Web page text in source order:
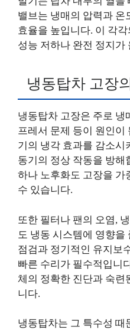
밸브는 냉매의 압력과 온
효율을 높입니다. 이 각
성능 저하나 완전 정지가
냉동탑차 고장
냉동탑차 고장은 주로 냉
프레서 문제 등이 원인이
기의 냉각 효과를 감소시
동기의 정상 작동을 방해
하나 노후화도 고장을 가
수 있습니다.
또한 필터나 팬의 오염,
도 냉동 시스템에 영향을
점검과 정기적인 유지보
빠른 수리가 필수적입니
체의 정확한 진단과 숙련
니다.
냉동탑차는 그 특수성 때